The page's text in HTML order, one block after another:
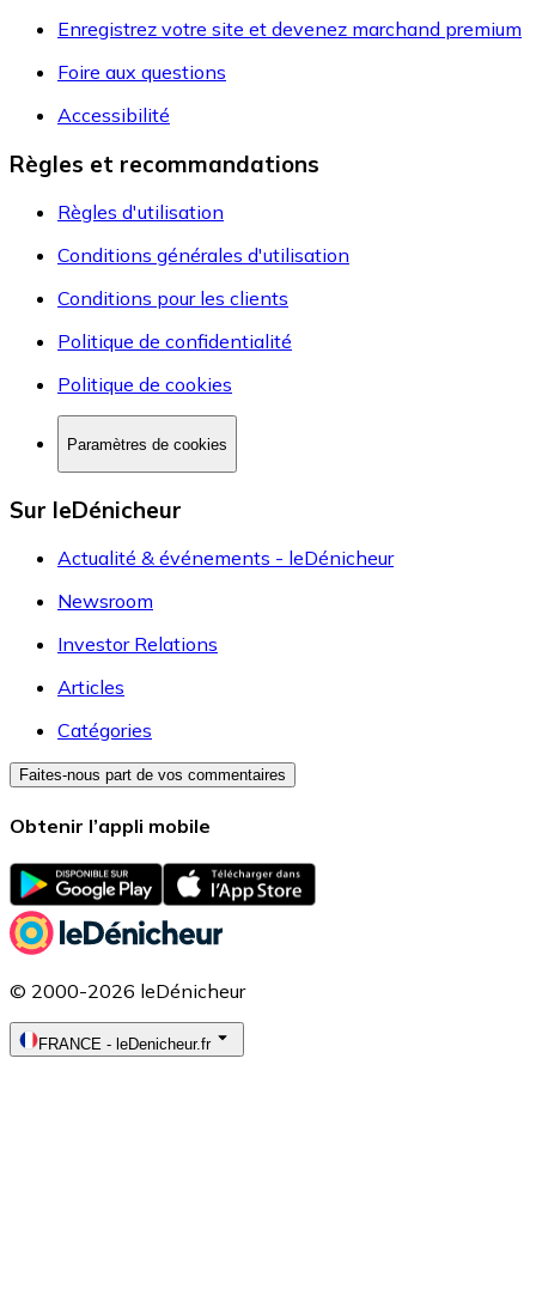
Enregistrez votre site et devenez marchand premium
Foire aux questions
Accessibilité
Règles et recommandations
Règles d'utilisation
Conditions générales d'utilisation
Conditions pour les clients
Politique de confidentialité
Politique de cookies
Paramètres de cookies
Sur leDénicheur
Actualité & événements - leDénicheur
Newsroom
Investor Relations
Articles
Catégories
Faites-nous part de vos commentaires
Obtenir l’appli mobile
© 2000-2026 leDénicheur
FRANCE - leDenicheur.fr